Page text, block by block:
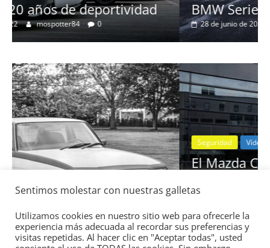
BMW Serie 7: lujo desde 1977
28 de junio de 2022 mospotter84 0
Seguridad Vídeo
El Mazda CX-5 2022 logra la máxima
nota en las pruebas de seguridad del
IIHS
11 de noviembre de 2021 mospotter84 0
Sentimos molestar con nuestras galletas
Utilizamos cookies en nuestro sitio web para ofrecerle la
experiencia más adecuada al recordar sus preferencias y
visitas repetidas. Al hacer clic en "Aceptar todas", usted